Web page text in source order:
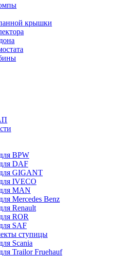
крышки
BPW
DAF
GIGANT
IVECO
MAN
Mercedes Benz
Renault
ROR
SAF
ступицы
Scania
Trailor Fruehauf